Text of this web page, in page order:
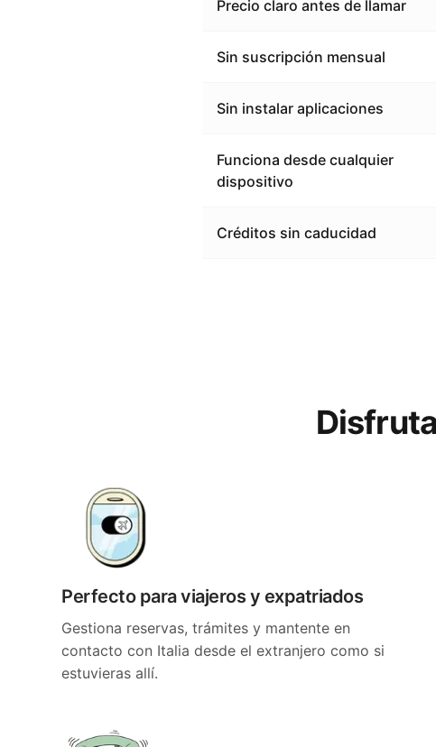
Precio claro antes de llamar
Sin suscripción mensual
Sin instalar aplicaciones
Funciona desde cualquier
dispositivo
Créditos sin caducidad
Perfecto para viajeros y expatriados
Gestiona reservas, trámites y mantente en
contacto con Italia desde el extranjero como si
estuvieras allí.